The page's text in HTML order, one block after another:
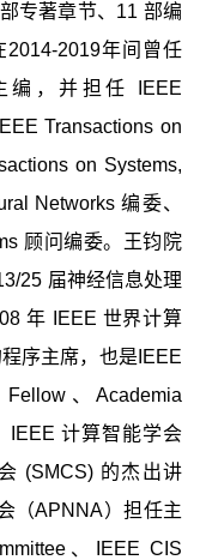
专著章节、11 部编
2019年间曾任
编，并担任 IEEE
Transactions on
on Systems,
Networks 编委、
顾问编委。王钧院
25 届神经信息处理
年 IEEE 世界计算
序主席，也是IEEE
、Academia
IEEE 计算智能学会
(SMCS) 的杰出讲
（APNNA）担任主
、IEEE CIS